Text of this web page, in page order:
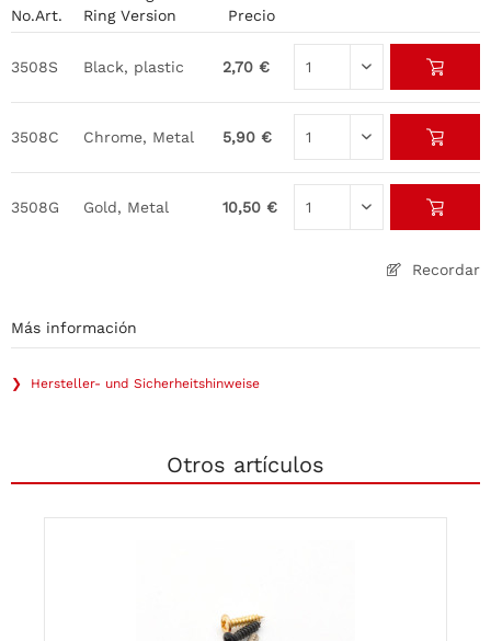
Recordar
No.Art.
Ring Version
Precio
3508S Black, plastic 2,70 €
3508C Chrome, Metal 5,90 €
3508G Gold, Metal 10,50 €
Más información
❯ Hersteller- und Sicherheitshinweise
Otros artículos